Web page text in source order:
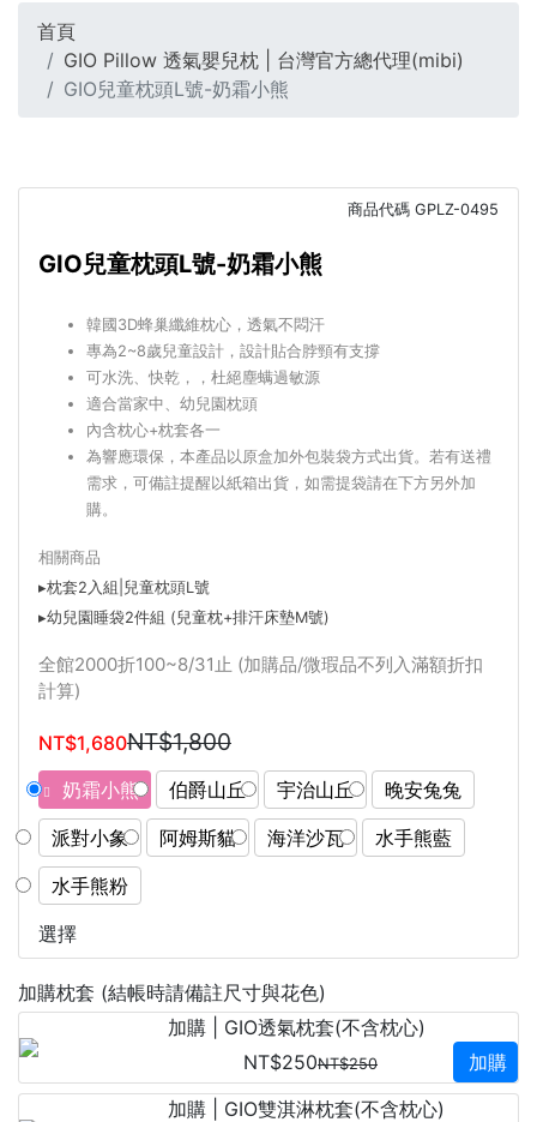
首頁
GIO Pillow 透氣嬰兒枕 | 台灣官方總代理(mibi)
GIO兒童枕頭L號-奶霜小熊
商品代碼 GPLZ-0495
GIO兒童枕頭L號-奶霜小熊
韓國3D蜂巢纖維枕心，透氣不悶汗
專為2~8歲兒童設計，設計貼合脖頸有支撐
可水洗、快乾，，杜絕塵螨過敏源
適合當家中、幼兒園枕頭
內含枕心+枕套各一
為響應環保，本產品以原盒加外包裝袋方式出貨。若有送禮
需求，可備註提醒以紙箱出貨， 如需提袋請在下方另外加
購。
相關商品
▸枕套2入組|兒童枕頭L號
▸幼兒園睡袋2件組 (兒童枕+排汗床墊M號)
全館2000折100~8/31止 (加購品/微瑕品不列入滿額折扣
計算)
NT$1,680NT$1,800
奶霜小熊 伯爵山丘 宇治山丘
晚安兔兔
派對小象
阿姆斯貓 海洋沙瓦
水手熊藍
水手熊粉
選擇
加購枕套 (結帳時請備註尺寸與花色)
加購 | GIO透氣枕套(不含枕心)
NT$250NT$250
加購
加購 | GIO雙淇淋枕套(不含枕心)